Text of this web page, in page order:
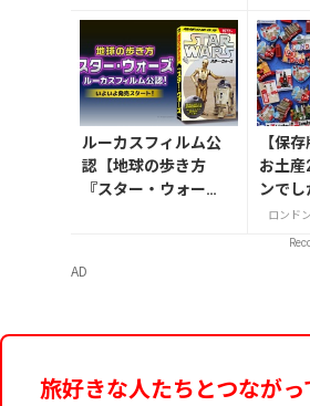
ルーカスフィルム公
認【地球の歩き方
『スター・ウォー
リバーシブル帯付き
【保
お土産
ンで
貨/お
底紹介
ロンドン
AD
旅好きな人たちとつなが